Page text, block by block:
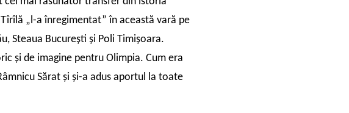
„l-a înregimentat” în această vară pe
Steaua Bucureşti şi Poli Timişoara.
şi de imagine pentru Olimpia. Cum era
Sărat şi şi-a adus aportul la toate